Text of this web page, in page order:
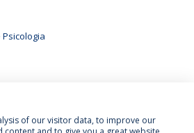
of our visitor data, to improve our